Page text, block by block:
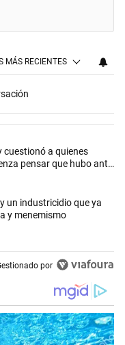
MÁS RECIENTES
comentarios en los
despidió a Jorge Messi y
cuestionó a quienes
pensar que hubo anti-
histórico de quiebras y
un industricidio que ya
y menemismo
por